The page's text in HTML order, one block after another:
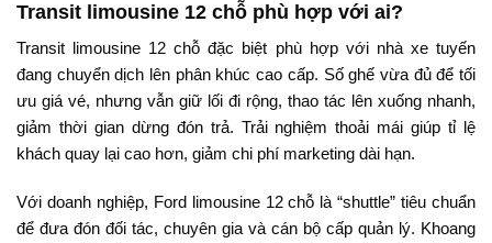
Transit limousine 12 chỗ phù hợp với ai?
Transit limousine 12 chỗ đặc biệt phù hợp với nhà xe tuyến
đang chuyển dịch lên phân khúc cao cấp. Số ghế vừa đủ để tối
ưu giá vé, nhưng vẫn giữ lối đi rộng, thao tác lên xuống nhanh,
giảm thời gian dừng đón trả. Trải nghiệm thoải mái giúp tỉ lệ
khách quay lại cao hơn, giảm chi phí marketing dài hạn.
Với doanh nghiệp, Ford limousine 12 chỗ là “shuttle” tiêu chuẩn
để đưa đón đối tác, chuyên gia và cán bộ cấp quản lý. Khoang